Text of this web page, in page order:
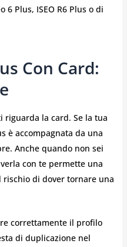
6 Plus, ISEO R6 Plus o di
Con Card:
la card. Se la tua
è accompagnata da una
Anche quando non sei
con te permette una
di dover tornare una
correttamente il profilo
di duplicazione nel